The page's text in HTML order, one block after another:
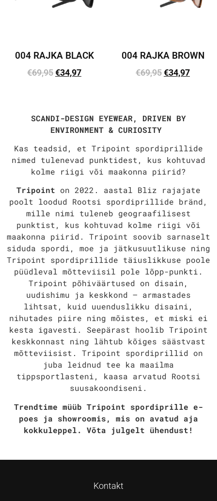
004 RAJKA BLACK
€69,95€34,97
004 RAJKA BROWN
€69,95€34,97
SCANDI-DESIGN EYEWEAR, DRIVEN BY
ENVIRONMENT & CURIOSITY
Kas teadsid, et Tripoint spordiprillide
nimed tulenevad punktidest, kus kohtuvad
kolme riigi või maakonna piirid?
Tripoint on 2022. aastal Bliz rajajate
poolt loodud Rootsi spordiprillide bränd,
mille nimi tuleneb geograafilisest
punktist, kus kohtuvad kolme riigi või
maakonna piirid. Tripoint soovib sarnaselt
siduda spordi, moe ja jätkusuutlikuse ning
Tripoint spordiprillide täiuslikkuse poole
püüdleval mõtteviisil pole lõpp-punkti.
Tripoint põhiväärtused on disain,
uudishimu ja keskkond — armastades
lihtsat, kuid uuenduslikku disaini,
nihutades piire ning mõistes, et miski ei
kesta igavesti. Seepärast hoolib Tripoint
keskkonnast ning lähtub kõiges säästvast
mõtteviisist. Tripoint spordiprillid on
juba leidnud tee ka maailma
tippsportlasteni, kaasa arvatud Rootsi
suusakoondiseni.
Trendtime müüb Tripoint spordiprille e-
poes ja showroomis, mis on avatud aja
kokkuleppel. Võta julgelt ühendust!
Kontakt